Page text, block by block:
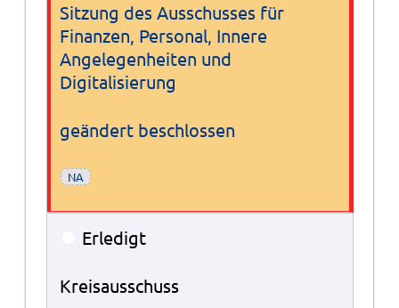
Sitzung des Ausschusses für
Finanzen, Personal, Innere
Angelegenheiten und
Digitalisierung
geändert beschlossen
NA
Erledigt
Kreisausschuss